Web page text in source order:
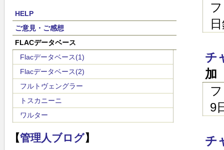
HELP
ご意見・ご感想
FLACデータベース
Flacデータベース(1)
Flacデータベース(2)
フルトヴェングラー
トスカニーニ
ワルター
【管理人ブログ】
チ
加
9
チ